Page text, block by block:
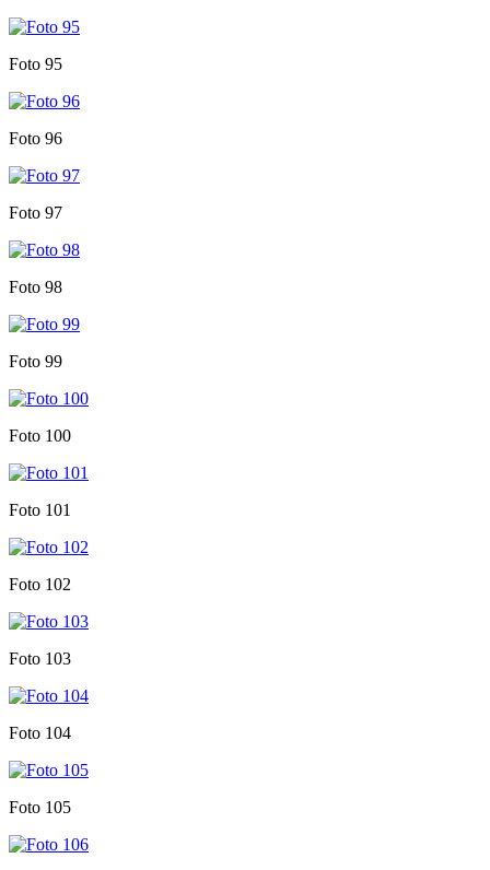
Foto 95
Foto 96
Foto 97
Foto 98
Foto 99
Foto 100
Foto 101
Foto 102
Foto 103
Foto 104
Foto 105